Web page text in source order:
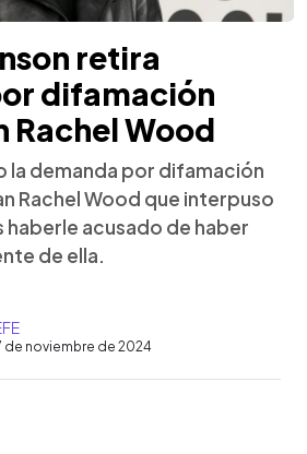
retira
difamación
Rachel Wood
la demanda por difamación
Rachel Wood que interpuso
haberle acusado de haber
de ella.
de noviembre de 2024